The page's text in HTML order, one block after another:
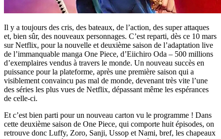
Il y a toujours des cris, des bateaux, de l’action, des super attaques
et, bien sûr, des nouveaux personnages. C’est reparti, dès ce 10 mars
sur Netflix, pour la nouvelle et deuxième saison de l’adaptation live
de l’immanquable manga One Piece, d’Eiichiro Oda – 500 millions
d’exemplaires vendus à travers le monde. Un nouveau succès en
puissance pour la plateforme, après une première saison qui a
visiblement convaincu pas mal de monde, devenant très vite l’une
des séries les plus vues de Netflix, dépassant même les espérances
de celle-ci.
Et c’est bien parti pour un nouveau carton vu le programme ! Dans
cette deuxième saison de One Piece, qui comporte huit épisodes, on
retrouve donc Luffy, Zoro, Sanji, Ussop et Nami, bref, les chapeaux